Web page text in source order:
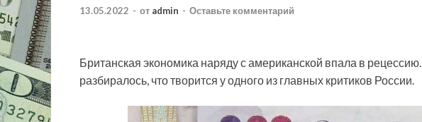
13.05.2022 - от admin - Оставьте комментарий
Британская экономика наряду с американской впала в рецессию.
разбиралось, что творится у одного из главных критиков России.